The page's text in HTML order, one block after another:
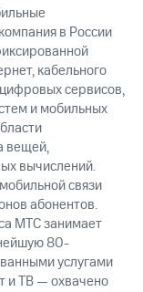
в России
кабельного
сервисов,
и мобильных
вещей,
вычислений.
связи
абонентов.
МТС занимает
80-
услугами
и ТВ — охвачено